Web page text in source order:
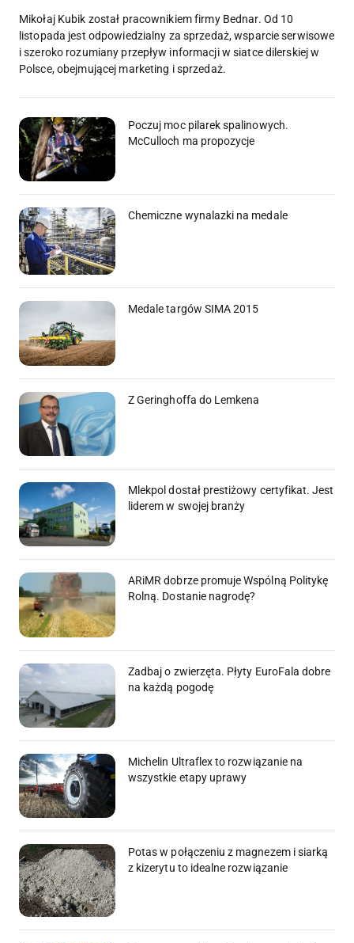
Mikołaj Kubik został pracownikiem firmy Bednar. Od 10
listopada jest odpowiedzialny za sprzedaż, wsparcie serwisowe
i szeroko rozumiany przepływ informacji w siatce dilerskiej w
Polsce, obejmującej marketing i sprzedaż.
Poczuj moc pilarek spalinowych.
McCulloch ma propozycje
Chemiczne wynalazki na medale
Medale targów SIMA 2015
Z Geringhoffa do Lemkena
Mlekpol dostał prestiżowy certyfikat. Jest
liderem w swojej branży
ARiMR dobrze promuje Wspólną Politykę
Rolną. Dostanie nagrodę?
Zadbaj o zwierzęta. Płyty EuroFala dobre
na każdą pogodę
Michelin Ultraflex to rozwiązanie na
wszystkie etapy uprawy
Potas w połączeniu z magnezem i siarką
z kizerytu to idealne rozwiązanie